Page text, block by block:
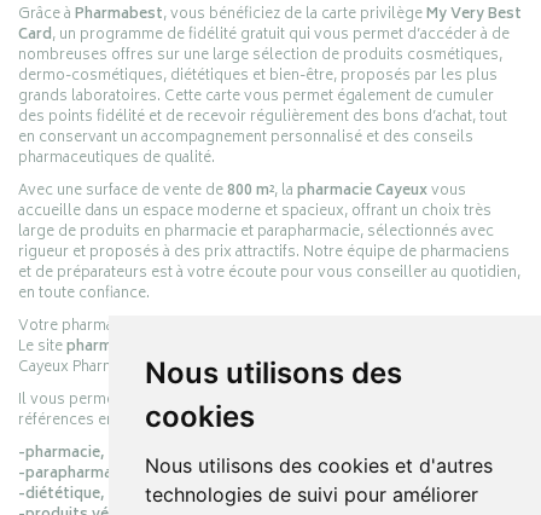
Nous utilisons des
cookies
Nous utilisons des cookies et d'autres
technologies de suivi pour améliorer
Grâce àPharmabest, vous bénéficiez de la carte privilègeMy Very Best
Card, un programme de fidélité gratuit qui vous permet d’accéder à de
nombreuses offres sur une large sélection de produits cosmétiques,
dermo-cosmétiques, diététiques et bien-être, proposés par les plus
grands laboratoires. Cette carte vous permet également de cumuler
des points fidélité et de recevoir régulièrement des bons d’achat, tout
en conservant un accompagnement personnalisé et des conseils
pharmaceutiques de qualité.
Avec une surface de vente de800 m², lapharmacie Cayeuxvous
accueille dans un espace moderne et spacieux, offrant un choix très
large de produits en pharmacie et parapharmacie, sélectionnés avec
rigueur et proposés à des prix attractifs. Notre équipe de pharmaciens
et de préparateurs est à votre écoute pour vous conseiller au quotidien,
en toute confiance.
Votre pharmacie en ligne :
Le sitepharmacie-cayeux.fr
Cayeux Pharmabest Berck-sur-Mer – Rang-du-Fliers.
Il vous permet de réaliser vos achats en ligne parmi des milliers de
références en :
-pharmacie,
-parapharmacie,
-diététique,